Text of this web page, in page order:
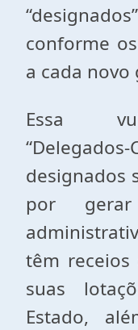
conforme
a cada novo
Essa
“Delegados-
designados
por gerar
têm
suas
Estado,